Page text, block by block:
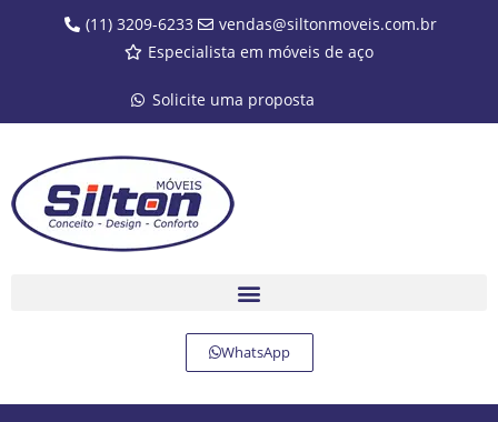
(11) 3209-6233
vendas@siltonmoveis.com.br
Especialista em móveis de aço
Solicite uma proposta
WhatsApp